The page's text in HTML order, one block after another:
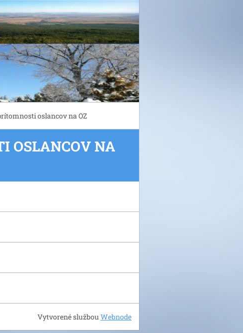
oslancov na OZ
OSLANCOV NA
Vytvorené službouWebnode